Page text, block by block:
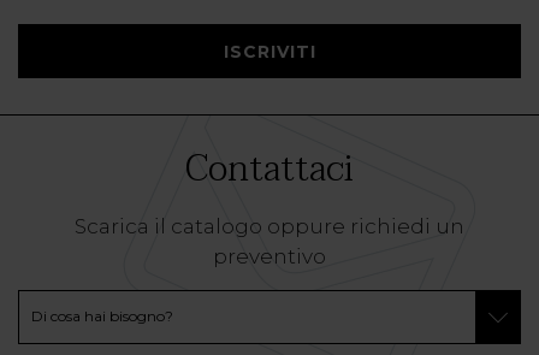
ISCRIVITI
Contattaci
Scarica il catalogo oppure richiedi un
preventivo